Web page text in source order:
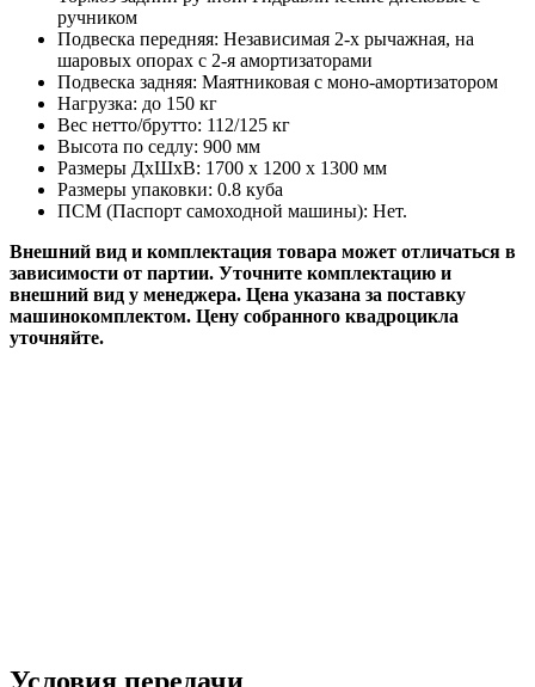
ручником
Подвеска передняя: Независимая 2-х рычажная, на
шаровых опорах с 2-я амортизаторами
Подвеска задняя: Маятниковая с моно-амортизатором
Нагрузка: до 150 кг
Вес нетто/брутто: 112/125 кг
Высота по седлу: 900 мм
Размеры ДхШхВ: 1700 x 1200 x 1300 мм
Размеры упаковки: 0.8 куба
ПСМ (Паспорт самоходной машины): Нет.
Внешний вид и комплектация товара может отличаться в
зависимости от партии. Уточните комплектацию и
внешний вид у менеджера.​ Цена указана за поставку
машинокомплектом. Цену собранного квадроцикла
уточняйте.